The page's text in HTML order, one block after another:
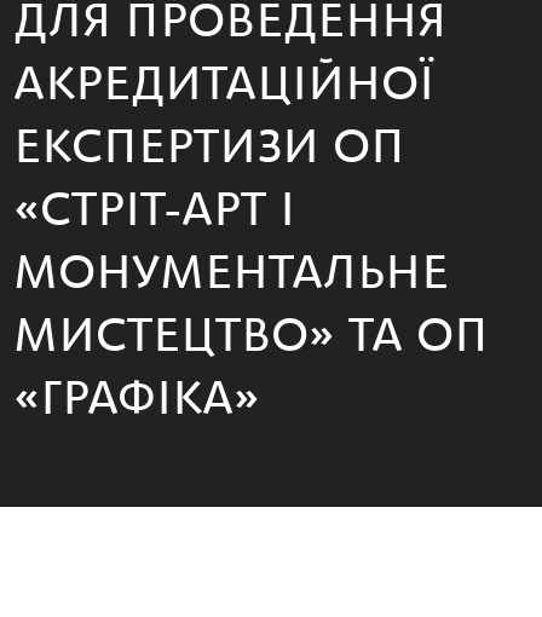
ДЛЯ ПРОВЕДЕННЯ
АКРЕДИТАЦІЙНОЇ
ЕКСПЕРТИЗИ ОП
«СТРІТ-АРТ І
МОНУМЕНТАЛЬНЕ
МИСТЕЦТВО» ТА ОП
«ГРАФІКА»